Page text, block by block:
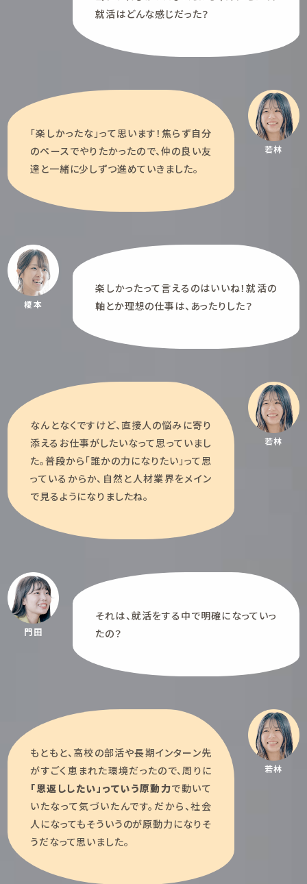
就活はどんな感じだった？
若林
「楽しかったな」って思います！焦らず自分
のペースでやりたかったので、仲の良い友
達と一緒に少しずつ進めていきました。
榎本
楽しかったって言えるのはいいね！就活の
軸とか理想の仕事は、あったりした？
若林
なんとなくですけど、直接人の悩みに寄り
添えるお仕事がしたいなって思っていまし
た。普段から「誰かの力になりたい」って思
っているからか、自然と人材業界をメイン
で見るようになりましたね。
門田
それは、就活をする中で明確になっていっ
たの？
若林
もともと、高校の部活や長期インターン先
がすごく恵まれた環境だったので、周りに
「恩返ししたい」っていう原動力で動いて
いたなって気づいたんです。だから、社会
人になってもそういうのが原動力になりそ
うだなって思いました。